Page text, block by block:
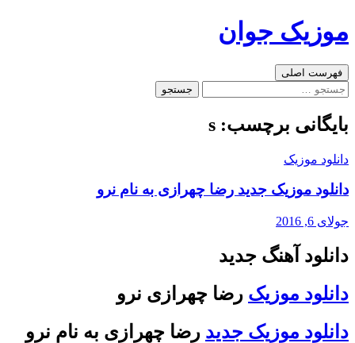
به
موزیک جوان
جست‌وجو
فهرست اصلی
جستجو
بایگانی برچسب: s
دانلود موزیک
دانلود موزیک جدید رضا چهرازی به نام نرو
جولای 6, 2016
دانلود آهنگ جدید
دانلود موزیک رضا چهرازی نرو
دانلود موزیک جدید رضا چهرازی به نام نرو